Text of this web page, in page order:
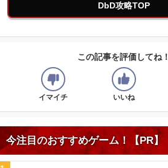
DbD攻略TOP
この記事を評価してね！
イマイチ いいね
今注目のおすすめゲーム！【PR】